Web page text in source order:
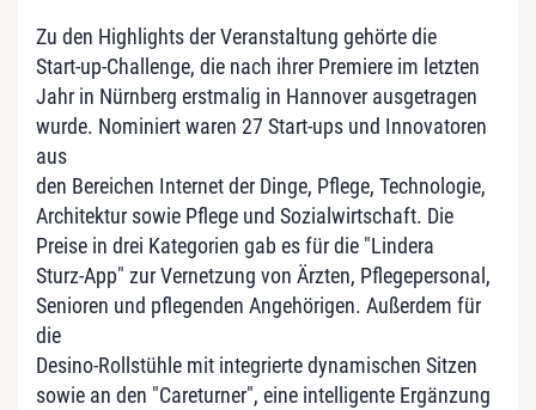
Zu den Highlights der Veranstaltung gehörte die
Start-up-Challenge, die nach ihrer Premiere im letzten
Jahr in Nürnberg erstmalig in Hannover ausgetragen
wurde. Nominiert waren 27 Start-ups und Innovatoren
aus
den Bereichen Internet der Dinge, Pflege, Technologie,
Architektur sowie Pflege und Sozialwirtschaft. Die
Preise in drei Kategorien gab es für die "Lindera
Sturz-App" zur Vernetzung von Ärzten, Pflegepersonal,
Senioren und pflegenden Angehörigen. Außerdem für
die
Desino-Rollstühle mit integrierte dynamischen Sitzen
sowie an den "Careturner", eine intelligente Ergänzung